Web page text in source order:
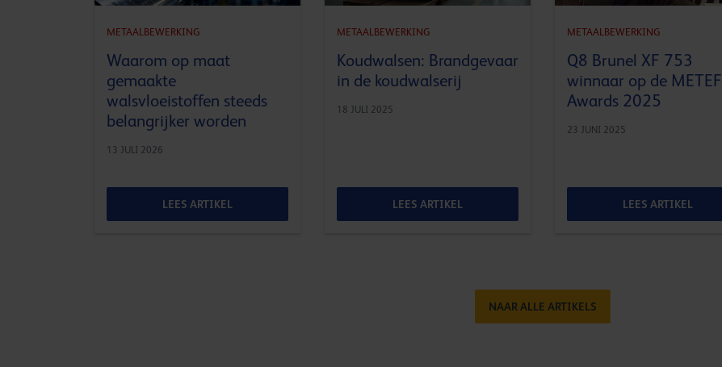
METAALBEWERKING
Waarom op maat
gemaakte
walsvloeistoffen steeds
belangrijker worden
13 JULI 2026
LEES ARTIKEL
METAALBEWERKING
Koudwalsen: Brandgevaar
in de koudwalserij
18 JULI 2025
LEES ARTIKEL
METAALBEWERKING
Q8 Brunel XF 753
winnaar op de METEF
Awards 2025
23 JUNI 2025
LEES ARTIKEL
NAAR ALLE ARTIKELS